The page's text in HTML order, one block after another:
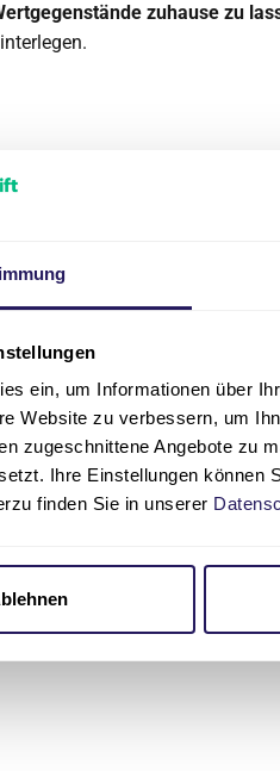
ein, um Informationen über
Website zu verbessern, um
zugeschnittene Angebote zu
Ihre Einstellungen können
finden Sie in unserer
zuhause zu
Belegungsmanagement
Alexandra
Erreichbar Montag bis